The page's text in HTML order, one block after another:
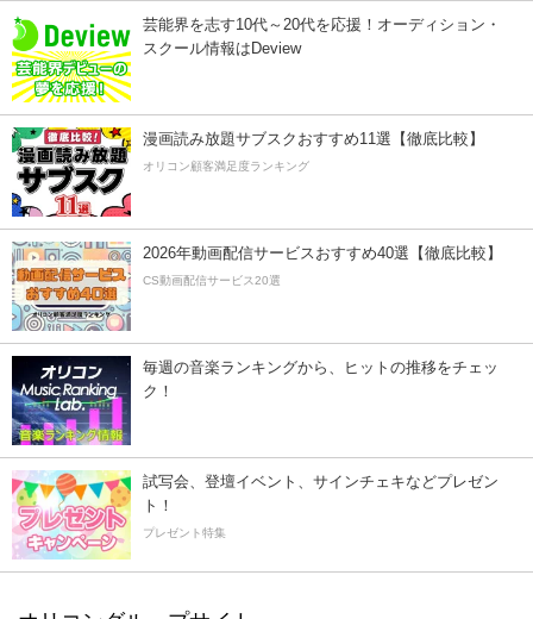
芸能界を志す10代～20代を応援！オーディション・
スクール情報はDeview
漫画読み放題サブスクおすすめ11選【徹底比較】
オリコン顧客満足度ランキング
2026年動画配信サービスおすすめ40選【徹底比較】
CS動画配信サービス20選
毎週の音楽ランキングから、ヒットの推移をチェッ
ク！
試写会、登壇イベント、サインチェキなどプレゼン
ト！
プレゼント特集